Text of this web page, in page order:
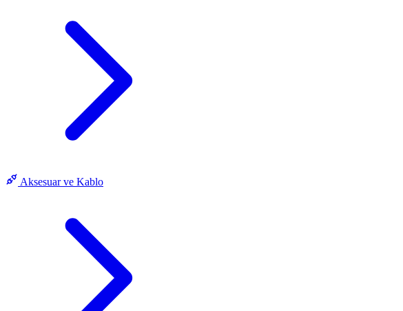
Aksesuar ve Kablo